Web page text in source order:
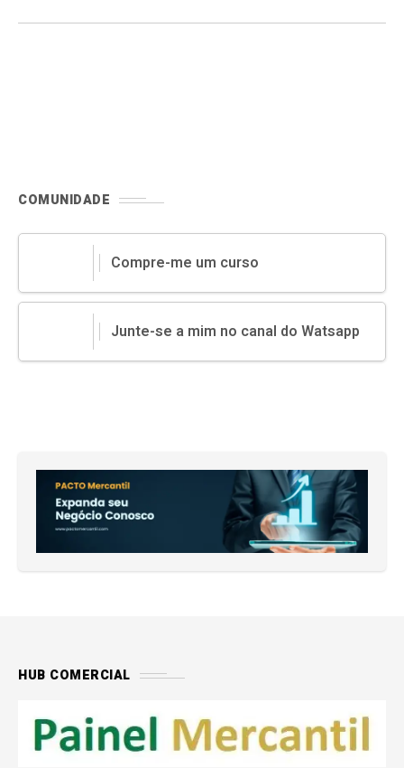
registro e comercialização de CPR Física, a
COMUNIDADE
Compre-me um curso
Junte-se a mim no canal do Watsapp
HUB COMERCIAL